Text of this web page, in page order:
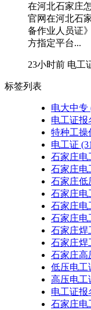
在河北石家庄
官网在河北石
备作业人员证
方指定平台...
23小时前 电工
标签列表
电大中专
电工证报
特种工操
电工证
石家庄电
石家庄电
石家庄低
石家庄电
石家庄电
石家庄电
石家庄焊
石家庄焊
石家庄高
低压电工
高压电工
电工证报
石家庄电